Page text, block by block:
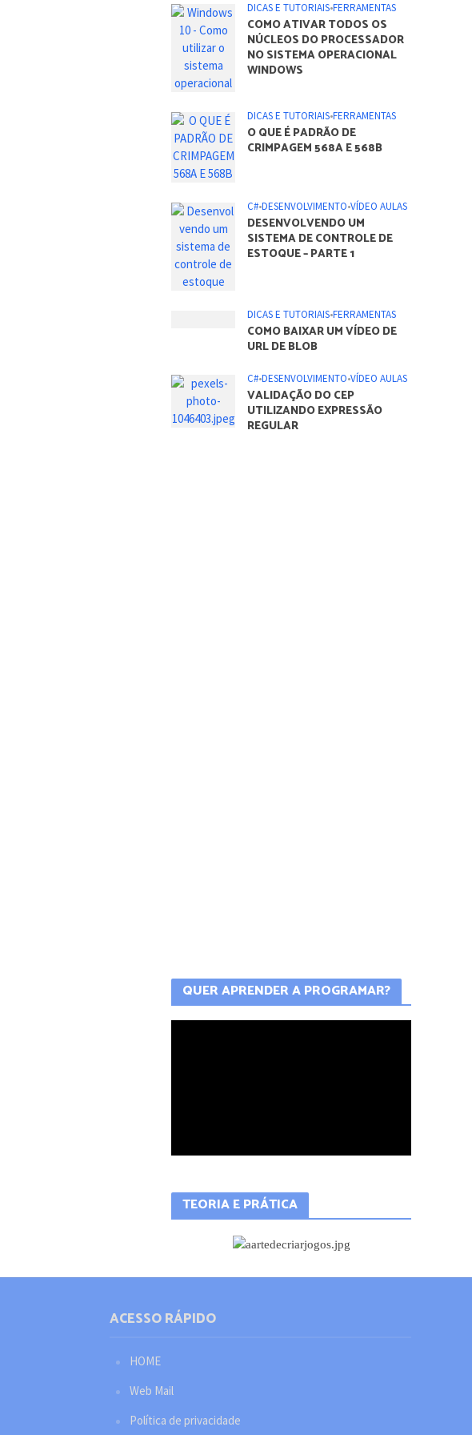
DICAS E TUTORIAIS•FERRAMENTAS
COMO ATIVAR TODOS OS
NÚCLEOS DO PROCESSADOR
NO SISTEMA OPERACIONAL
WINDOWS
DICAS E TUTORIAIS•FERRAMENTAS
O QUE É PADRÃO DE
CRIMPAGEM 568A E 568B
C#•DESENVOLVIMENTO•VÍDEO AULAS
DESENVOLVENDO UM
SISTEMA DE CONTROLE DE
ESTOQUE – PARTE 1
DICAS E TUTORIAIS•FERRAMENTAS
COMO BAIXAR UM VÍDEO DE
URL DE BLOB
C#•DESENVOLVIMENTO•VÍDEO AULAS
VALIDAÇÃO DO CEP
UTILIZANDO EXPRESSÃO
REGULAR
QUER APRENDER A PROGRAMAR?
TEORIA E PRÁTICA
ACESSO RÁPIDO
HOME
Web Mail
Política de privacidade